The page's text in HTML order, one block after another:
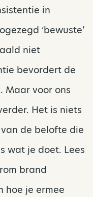
in
‘bewuste’
niet
bevordert de
Maar voor ons
Het is niets
de belofte die
wat je doet. Lees
brand
hoe je ermee